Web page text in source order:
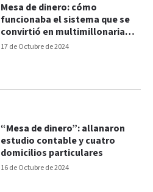
17 de Octubre de 2024
Mesa de dinero: cómo
funcionaba el sistema que se
convirtió en multimillonaria
estafa
16 de Octubre de 2024
“Mesa de dinero”: allanaron
estudio contable y cuatro
domicilios particulares